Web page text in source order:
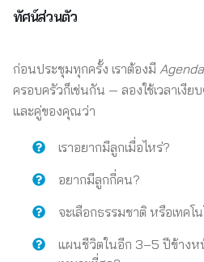
ทัศน์ส่วนตัว
ก่อนประชุมทุกครั้ง เราต้องมี Agenda
ครอบครัวก็เช่นกัน — ลองใช้เวลาเงีย
และคู่ของคุณว่า
เราอยากมีลูกเมื่อไหร่?
อยากมีลูกกี่คน?
จะเลือกธรรมชาติ หรือเทค
แผนชีวิตในอีก 3–5 ปีข้างห